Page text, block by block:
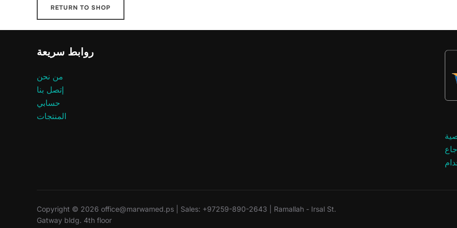
RETURN TO SHOP
روابط سريعة
من نحن
إتصل بنا
حسابي
المنتجات
Copyright © 2026 office@marwamed.ps | Sales: +97259-890-2643 | Ramallah - Irsal St.
Gatway bldg. 4th floor